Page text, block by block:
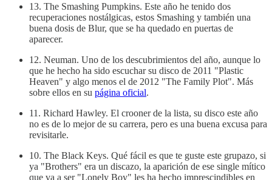
13. The Smashing Pumpkins. Este año he tenido dos
recuperaciones nostálgicas, estos Smashing y también una
buena dosis de Blur, que se ha quedado en puertas de
aparecer.
12. Neuman. Uno de los descubrimientos del año, aunque lo
que he hecho ha sido escuchar su disco de 2011 "Plastic
Heaven" y algo menos el de 2012 "The Family Plot". Más
sobre ellos en su página oficial.
11. Richard Hawley. El crooner de la lista, su disco este año
no es de lo mejor de su carrera, pero es una buena excusa para
revisitarle.
10. The Black Keys. Qué fácil es que te guste este grupazo, si
ya "Brothers" era un discazo, la aparición de ese single mítico
que va a ser "Lonely Boy" les ha hecho imprescindibles en